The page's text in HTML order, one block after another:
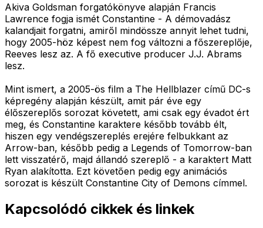
Akiva Goldsman forgatókönyve alapján Francis
Lawrence fogja ismét Constantine - A démovadász
kalandjait forgatni, amiről mindössze annyit lehet tudni,
hogy 2005-höz képest nem fog változni a főszereplője,
Reeves lesz az. A fő executive producer J.J. Abrams
lesz.
Mint ismert, a 2005-ös film a The Hellblazer című DC-s
képregény alapján készült, amit pár éve egy
élőszereplős sorozat követett, ami csak egy évadot ért
meg, és Constantine karaktere később tovább élt,
hiszen egy vendégszereplés erejére felbukkant az
Arrow-ban, később pedig a Legends of Tomorrow-ban
lett visszatérő, majd állandó szereplő - a karaktert Matt
Ryan alakította. Ezt követően pedig egy animációs
sorozat is készült Constantine City of Demons címmel.
Kapcsolódó cikkek és linkek